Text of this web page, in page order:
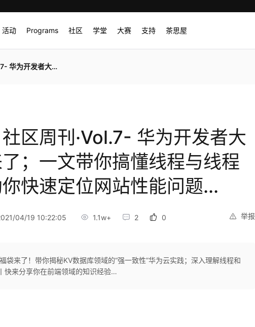
活动 Programs 社区 学堂 大赛 支持 茶思屋
线程池；三步法助你快速定位网站性能问题...
社区周刊·Vol.7- 华为开发者大
；一文带你搞懂线程与线程
快速定位网站性能问题...
举报
04/19 10:22:05 1.1w+ 2 0
袋来了！带你揭秘KV数据库领域的“强一致性”华为云实践；深入理解线程和
快来分享你在前端领域的知识经验…